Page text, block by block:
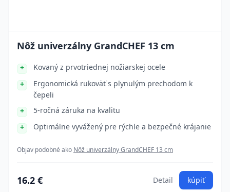
Nôž univerzálny GrandCHEF 13 cm
Kovaný z prvotriednej nožiarskej ocele
Ergonomická rukoväť s plynulým prechodom k
čepeli
5-ročná záruka na kvalitu
Optimálne vyvážený pre rýchle a bezpečné krájanie
Objav podobné ako Nôž univerzálny GrandCHEF 13 cm
16.2 € Detail kúpiť